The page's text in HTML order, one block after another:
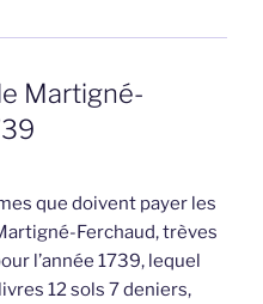
Martigné-
que doivent payer les
Ferchaud, trèves
l’année 1739, lequel
12 sols 7 deniers,